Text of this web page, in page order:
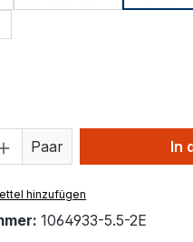
Anzahl: Gib den
Paar In
hinzufügen
1064933-5.5-2E